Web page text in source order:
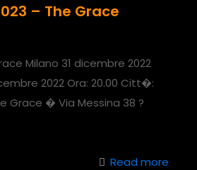
– The Grace
Milano 31 dicembre 2022
2022 Ora: 20.00 Citt�:
Grace � Via Messina 38 ?
Read more